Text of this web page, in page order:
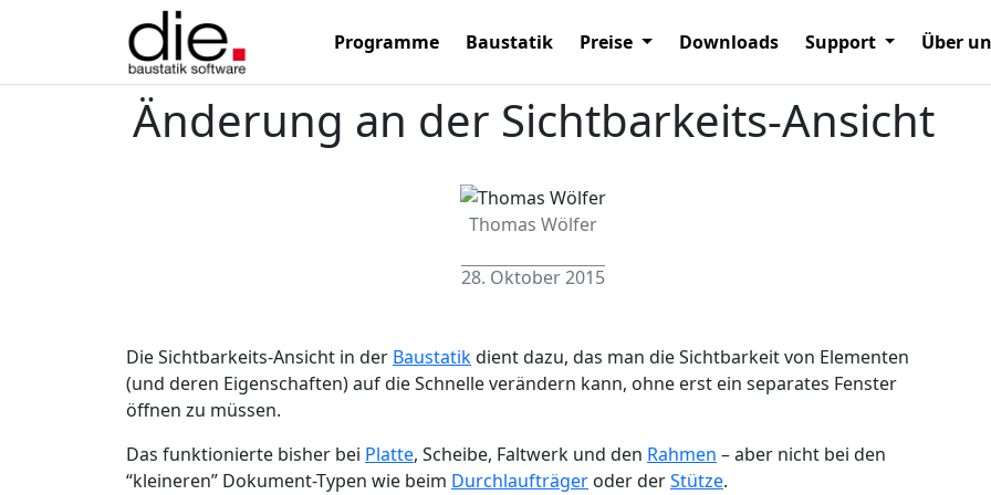
Programme Baustatik Preise Downloads Support Über
Änderung an der Sichtbarkeits-Ansicht
Thomas Wölfer
28. Oktober 2015
Die Sichtbarkeits-Ansicht in der Baustatikdient dazu, das man die Sichtbarkeit von Elementen
(und deren Eigenschaften) auf die Schnelle verändern kann, ohne erst ein separates Fenster
öffnen zu müssen.
Das funktionierte bisher bei Platte, Scheibe, Faltwerk und den Rahmen – aber nicht bei den
“kleineren” Dokument-Typen wie beim Durchlaufträger oder derStütze.